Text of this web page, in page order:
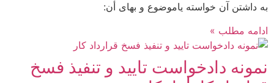
به داشتن آن خواسته یاموضوع و بهای أن:
ادامه مطلب »
نمونه دادخواست تایید و تنفیذ فسخ